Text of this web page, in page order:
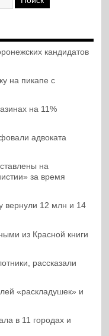
кандидатов
на пикапе с
на 11%
адвоката
на
за время
вернули 12 млн и 14
из Красной книги
рассказали
«раскладушек» и
в 11 городах и